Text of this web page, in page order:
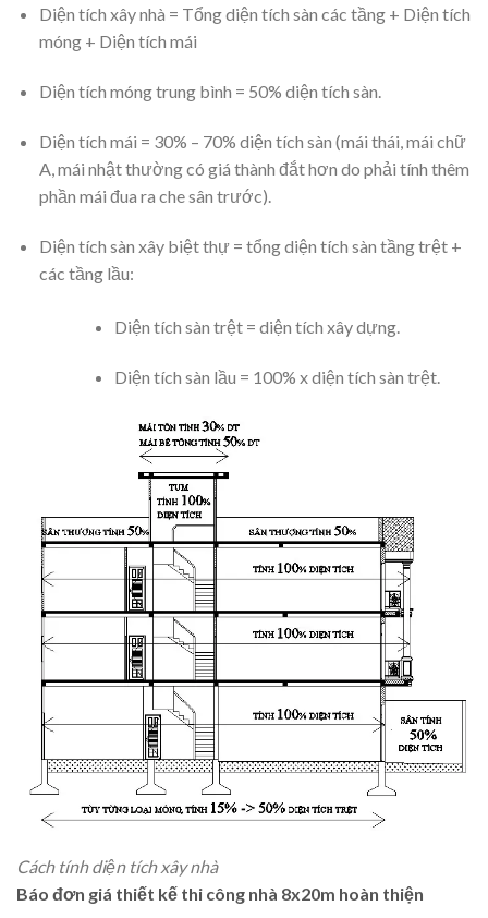
Diện tích xây nhà = Tổng diện tích sàn các tầng + Diện tích
móng + Diện tích mái
Diện tích móng trung bình = 50% diện tích sàn.
Diện tích mái = 30% – 70% diện tích sàn (mái thái, mái chữ
A, mái nhật thường có giá thành đắt hơn do phải tính thêm
phần mái đua ra che sân trước).
Diện tích sàn xây biệt thự = tổng diện tích sàn tầng trệt +
các tầng lầu:
Diện tích sàn trệt = diện tích xây dựng.
Diện tích sàn lầu = 100% x diện tích sàn trệt.
Cách tính diện tích xây nhà
Báo đơn giá thiết kế thi công nhà 8x20m hoàn thiện